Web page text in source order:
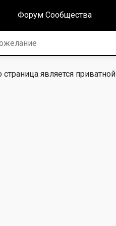
Форум Сообщества
страница является приватной